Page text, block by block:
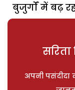
बुजुर्गों में बढ़
अपनी पसंदीदा